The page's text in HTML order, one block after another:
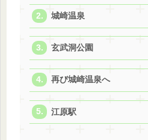
城崎温泉
玄武洞公園
再び城崎温泉へ
江原駅